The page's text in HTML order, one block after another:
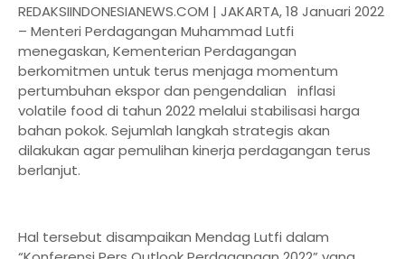
REDAKSIINDONESIANEWS.COM | JAKARTA, 18 Januari 2022
– Menteri Perdagangan Muhammad Lutfi
menegaskan, Kementerian Perdagangan
berkomitmen untuk terus menjaga momentum
pertumbuhan ekspor dan pengendalian inflasi
volatile food di tahun 2022 melalui stabilisasi harga
bahan pokok. Sejumlah langkah strategis akan
dilakukan agar pemulihan kinerja perdagangan terus
berlanjut.
Hal tersebut disampaikan Mendag Lutfi dalam